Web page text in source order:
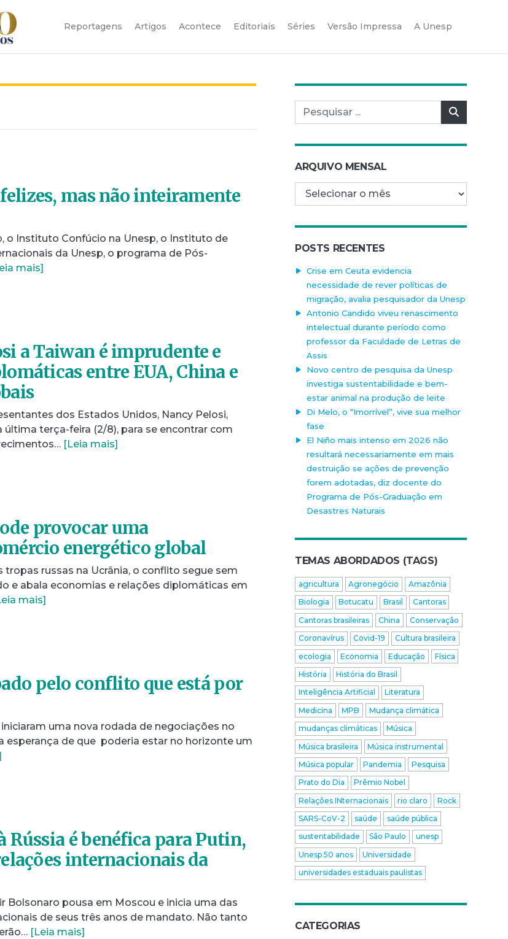
Reportagens Artigos Acontece Editoriais Séries Versão Impressa A Unesp
mas não inteiramente
o Instituto Confúcio na Unesp, o Instituto de
da Unesp, o programa de Pós-
mais]
a Taiwan é imprudente e
entre EUA, China e
dos Estados Unidos, Nancy Pelosi,
terça-feira (2/8), para se encontrar com
[Leia mais]
provocar uma
energético global
russas na Ucrânia, o conflito segue sem
e abala economias e relações diplomáticas em
mais]
pelo conflito que está por
uma nova rodada de negociações no
esperança de que poderia estar no horizonte um
Rússia é benéfica para Putin,
internacionais da
Bolsonaro pousa em Moscou e inicia uma das
de seus três anos de mandato. Não tanto
[Leia mais]
Pesquisar por:
ARQUIVO MENSAL
Arquivo mensal
POSTS RECENTES
Crise em Ceuta evidencia
necessidade de rever políticas de
migração, avalia pesquisador da Unesp
Antonio Candido viveu renascimento
intelectual durante período como
professor da Faculdade de Letras de
Assis
Novo centro de pesquisa da Unesp
investiga sustentabilidade e bem-
estar animal na produção de leite
Di Melo, o “Imorrível”, vive sua melhor
fase
El Niño mais intenso em 2026 não
resultará necessariamente em mais
destruição se ações de prevenção
forem adotadas, diz docente do
Programa de Pós-Graduação em
Desastres Naturais
TEMAS ABORDADOS (TAGS)
agricultura Agronegócio
Amazônia
Biologia
Botucatu Brasil
Cantoras
Cantoras brasileiras
China
Conservação
Coronavírus
Covid-19
Cultura brasileira
ecologia
Economia Educação
Física
História
História do Brasil
Inteligência Artificial
Literatura
Medicina
MPB
Mudança climática
mudanças climáticas
Música
Música brasileira
Música instrumental
Música popular
Pandemia
Pesquisa
Prato do Dia
Prêmio Nobel
Relações INternacionais
rio claro
Rock
SARS-CoV-2
saúde
saúde pública
sustentabilidade
São Paulo
unesp
Unesp 50 anos
Universidade
universidades estaduais paulistas
CATEGORIAS